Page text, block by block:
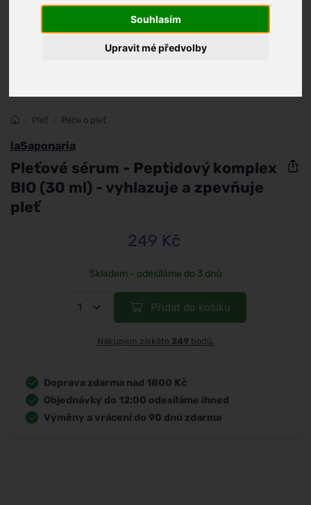
Souhlasím
Upravit mé předvolby
Pleť Péče o pleť
laSaponaria
Pleťové sérum - Peptidový komplex
BIO (30 ml) - vyhlazuje a zpevňuje
pleť
249 Kč
Skladem - odesíláme do 3 dnů
Přidat do košíku
Nákupem získáte 249bodů.
Doprava zdarma nad 1800 Kč
Objednávky do 12:00 odesíláme ihned
Výměny a vrácení do 90 dnů zdarma